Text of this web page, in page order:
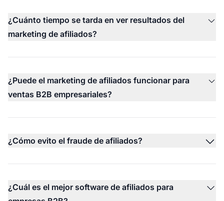
¿Cuánto tiempo se tarda en ver resultados del
marketing de afiliados?
¿Puede el marketing de afiliados funcionar para
ventas B2B empresariales?
¿Cómo evito el fraude de afiliados?
¿Cuál es el mejor software de afiliados para